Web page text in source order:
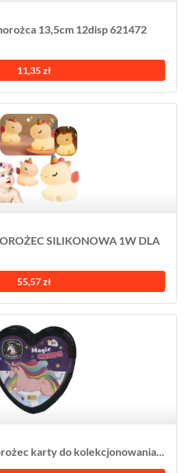
13,5cm 12disp 621472
11,35 zł
SILIKONOWA 1W DLA
55,57 zł
karty do kolekcjonowania...